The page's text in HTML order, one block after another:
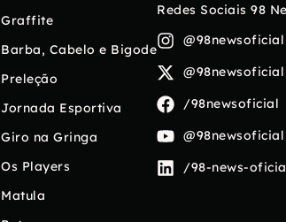
Graffite
Barba, Cabelo e Bigode
Preleção
Jornada Esportiva
Giro na Gringa
Os Players
Matula
Redes Sociais 98
@98newsoficial
@98newsoficial
/98newsoficial
@98newsoficial
/98-news-